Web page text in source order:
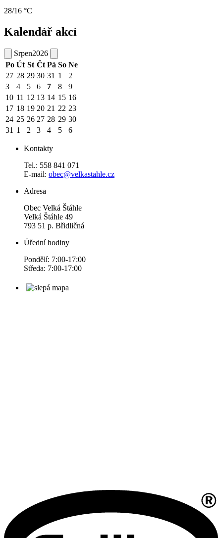
28/16 °C
Kalendář akcí
Srpen2026
Po Út St Čt Pá So Ne
27 28 29 30 31 1
2
3
4 5 6 7 8
9
10 11 12 13 14 15 16
17 18 19 20 21 22 23
24 25 26 27 28 29 30
31 1 2 3 4 5 6
Kontakty
Tel.: 558 841 071
E-mail: obec@velkastahle.cz
Adresa
Obec Velká Štáhle
Velká Štáhle 49
793 51 p. Břidličná
Úřední hodiny
Pondělí: 7:00-17:00
Středa: 7:00-17:00